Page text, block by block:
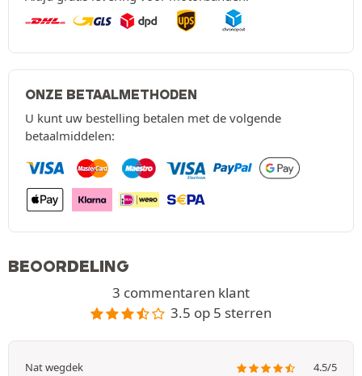
ONZE BETAALMETHODEN
U kunt uw bestelling betalen met de volgende
betaalmiddelen:
BEOORDELING
3 commentaren klant
3.5 op 5 sterren
Nat wegdek
4.5/5